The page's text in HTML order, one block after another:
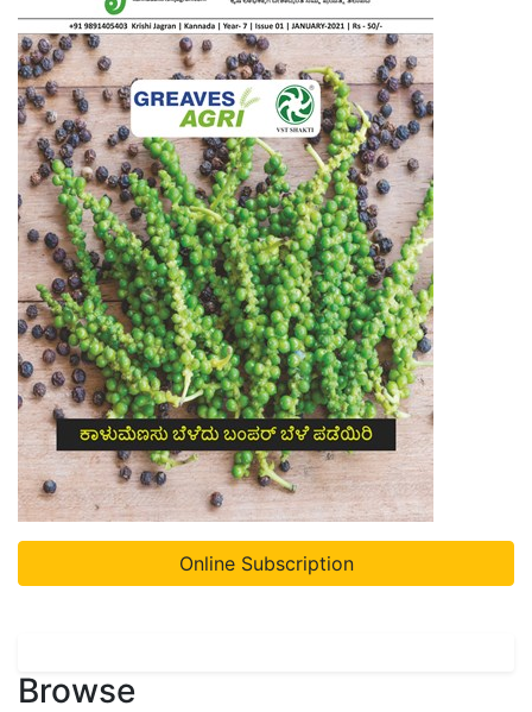
Online Subscription
Browse